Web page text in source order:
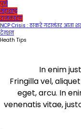
पुणे
महाराष्ट्र
राजकारण
NCP Crisis : ठाकरे गटानंतर आता
टेन्शन
Heath Tips
In enim
Fringilla vel,
eget, arcu. In
venenatis vitae,